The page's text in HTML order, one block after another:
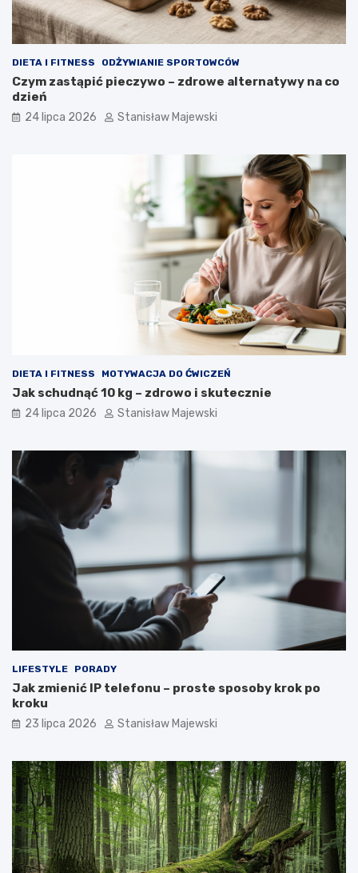
DIETA I FITNESS ODŻYWIANIE SPORTOWCÓW
Czym zastąpić pieczywo – zdrowe alternatywy na co
dzień
24 lipca 2026 Stanisław Majewski
DIETA I FITNESS MOTYWACJA DO ĆWICZEŃ
Jak schudnąć 10 kg – zdrowo i skutecznie
24 lipca 2026 Stanisław Majewski
LIFESTYLE PORADY
Jak zmienić IP telefonu – proste sposoby krok po
kroku
23 lipca 2026 Stanisław Majewski